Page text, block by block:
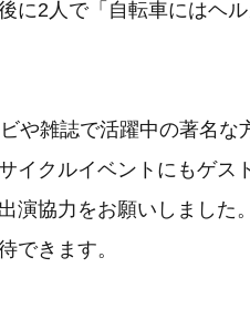
に2人で「自転車にはヘ
や雑誌で活躍中の著名な
イクルイベントにもゲス
演協力をお願いしました
できます。